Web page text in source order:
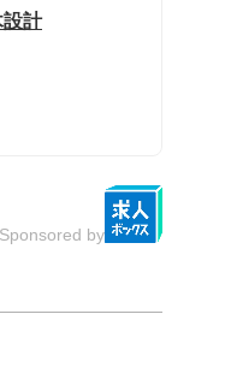
計
Sponsored by